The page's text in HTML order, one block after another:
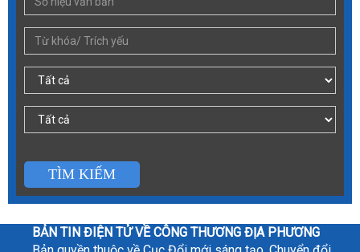
TÌM KIẾM
BẢN TIN ĐIỆN TỬ VỀ CÔNG THƯƠNG ĐỊA PHƯƠNG